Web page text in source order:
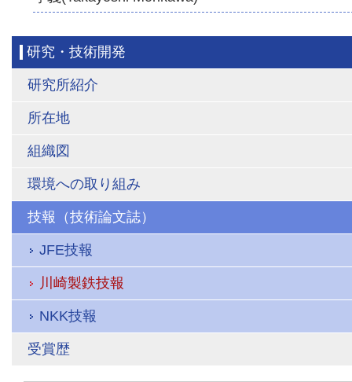
研究・技術開発
研究所紹介
所在地
組織図
環境への取り組み
技報（技術論文誌）
JFE技報
川崎製鉄技報
NKK技報
受賞歴